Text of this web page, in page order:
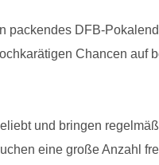
DFB-
Chancen auf
und bringen
eine große Anzahl